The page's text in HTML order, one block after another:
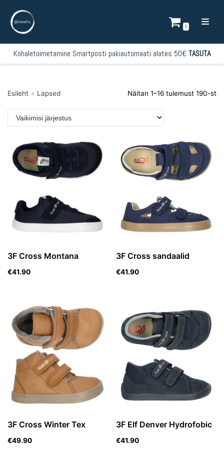
Mine
sisu
0
Kohaletoimetamine Smartposti pakiautomaati alates 50€ TASUTA
Esileht » Lapsed Näitan 1–16 tulemust 190-st
3F Cross Montana
€41.90
3F Cross sandaalid
€41.90
3F Cross Winter Tex
€49.90
3F Elf Denver Hydrofobic
€41.90